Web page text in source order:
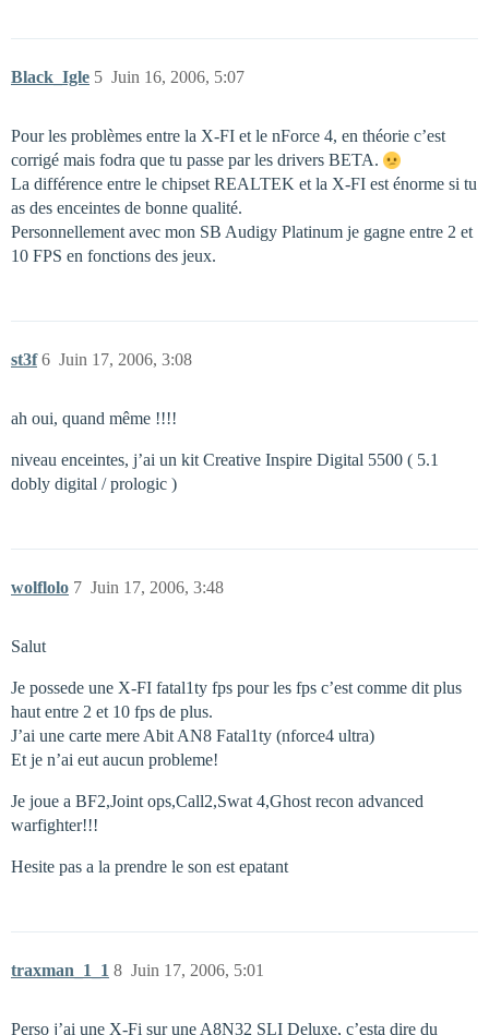
Black_Igle Juin 16, 2006, 5:07
5
Pour les problèmes entre la X-FI et le nForce 4, en théorie c’est
corrigé mais fodra que tu passe par les drivers BETA.
La différence entre le chipset REALTEK et la X-FI est énorme si tu
as des enceintes de bonne qualité.
Personnellement avec mon SB Audigy Platinum je gagne entre 2 et
10 FPS en fonctions des jeux.
st3f Juin 17, 2006, 3:08
6
ah oui, quand même !!!!
niveau enceintes, j’ai un kit Creative Inspire Digital 5500 ( 5.1
dobly digital / prologic )
wolflolo Juin 17, 2006, 3:48
7
Salut
Je possede une X-FI fatal1ty fps pour les fps c’est comme dit plus
haut entre 2 et 10 fps de plus.
J’ai une carte mere Abit AN8 Fatal1ty (nforce4 ultra)
Et je n’ai eut aucun probleme!
Je joue a BF2,Joint ops,Call2,Swat 4,Ghost recon advanced
warfighter!!!
Hesite pas a la prendre le son est epatant
traxman_1_1 Juin 17, 2006, 5:01
8
Perso j’ai une X-Fi sur une A8N32 SLI Deluxe, c’esta dire du